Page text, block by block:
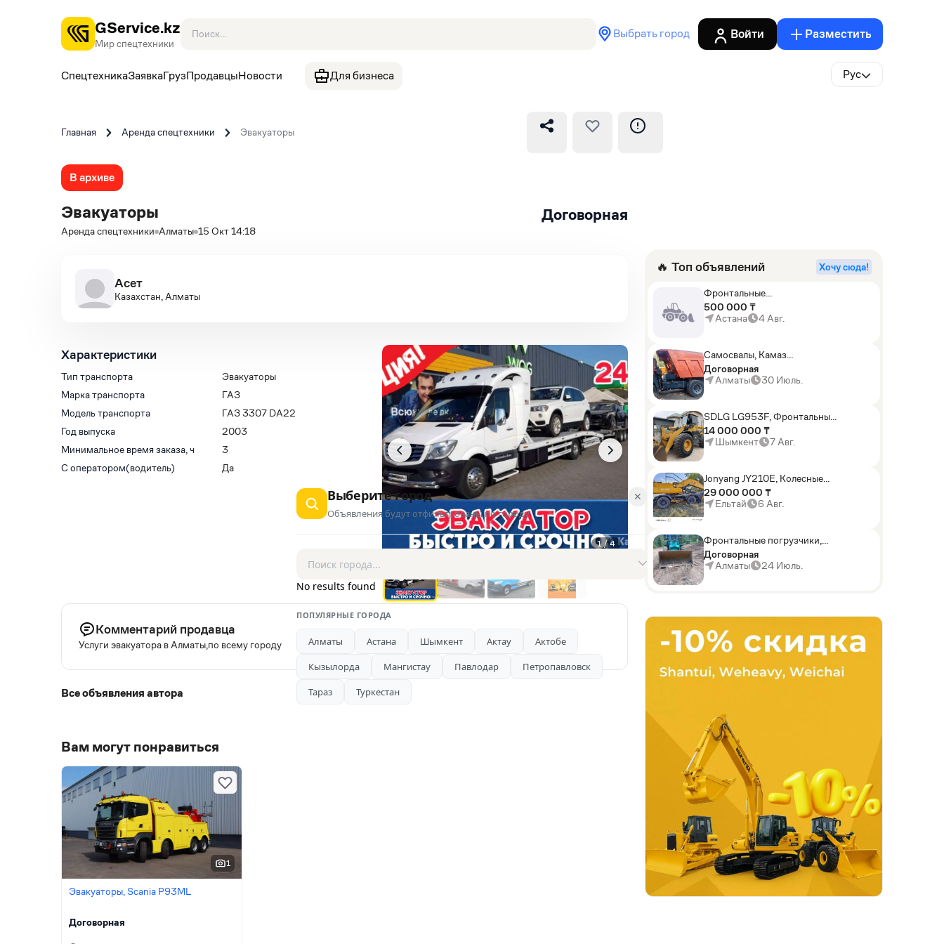
GService.kz
Мир спецтехники
Выбрать город Войти Разместить
СпецтехникаЗаявкаГрузПродавцыНовости Для бизнеса Рус
Главная Аренда спецтехники Эвакуаторы
В архиве
Эвакуаторы
Аренда спецтехники Алматы 15 Окт 14:18
Договорная
Асет
Казахстан, Алматы
Характеристики
Тип транспорта
Эвакуаторы
Марка транспорта
ГАЗ
Модель транспорта
ГАЗ 3307 DA22
Год выпуска
2003
Минимальное время заказа, ч
3
С оператором(водитель)
Да
1 / 4
Комментарий продавца
Услуги эвакуатора в Алматы,по всему городу
Все объявления автора
Вам могут понравиться
1
Эвакуаторы, Scania P93ML
Договорная
🔥 Топ объявлений Хочу сюда!
Фронтальные
погрузчики,Экскаваторы-
погрузчики,Мини-
погрузчики,Горные
500 000 ₸
Астана
4 Авг.
Самосвалы, Камаз
АГП-29РТ (шасси
KАМАЗ-43114 6x6)
Договорная
Алматы
30 Июль.
SDLG LG953F, Фронтальные
погрузчики
14 000 000 ₸
Шымкент
7 Авг.
Jonyang JY210E, Колесные
экскаваторы
29 000 000 ₸
Ельтай
6 Авг.
Фронтальные погрузчики,
Sunward ZYJ 320
Договорная
Алматы
24 Июль.
✕
Выберите город
Объявления будут отфильтрованы по городу
No results found
ПОПУЛЯРНЫЕ ГОРОДА
Алматы Астана Шымкент Актау
Актобе
Кызылорда
Мангистау Павлодар
Петропавловск
Тараз
Туркестан